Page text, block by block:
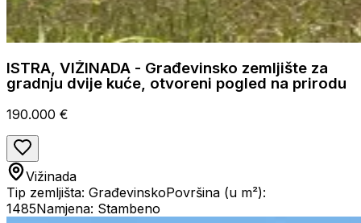
ISTRA, VIŽINADA - Građevinsko zemljište za
gradnju dvije kuće, otvoreni pogled na prirodu
190.000 €
Vižinada
Tip zemljišta: GrađevinskoPovršina (u m²):
1485Namjena: Stambeno